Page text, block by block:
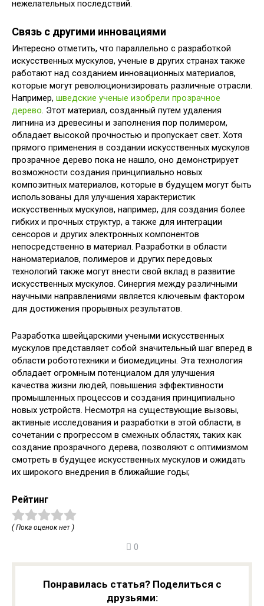
нежелательных последствий.
Связь с другими инновациями
Интересно отметить, что параллельно с разработкой
искусственных мускулов, ученые в других странах также
работают над созданием инновационных материалов,
которые могут революционизировать различные отрасли.
Например, шведские ученые изобрели прозрачное
дерево. Этот материал, созданный путем удаления
лигнина из древесины и заполнения пор полимером,
обладает высокой прочностью и пропускает свет. Хотя
прямого применения в создании искусственных мускулов
прозрачное дерево пока не нашло, оно демонстрирует
возможности создания принципиально новых
композитных материалов, которые в будущем могут быть
использованы для улучшения характеристик
искусственных мускулов, например, для создания более
гибких и прочных структур, а также для интеграции
сенсоров и других электронных компонентов
непосредственно в материал. Разработки в области
наноматериалов, полимеров и других передовых
технологий также могут внести свой вклад в развитие
искусственных мускулов. Синергия между различными
научными направлениями является ключевым фактором
для достижения прорывных результатов.
Разработка швейцарскими учеными искусственных
мускулов представляет собой значительный шаг вперед в
области робототехники и биомедицины. Эта технология
обладает огромным потенциалом для улучшения
качества жизни людей, повышения эффективности
промышленных процессов и создания принципиально
новых устройств. Несмотря на существующие вызовы,
активные исследования и разработки в этой области, в
сочетании с прогрессом в смежных областях, таких как
создание прозрачного дерева, позволяют с оптимизмом
смотреть в будущее искусственных мускулов и ожидать
их широкого внедрения в ближайшие годы;
Рейтинг
( Пока оценок нет )
0
Понравилась статья? Поделиться с
друзьями: